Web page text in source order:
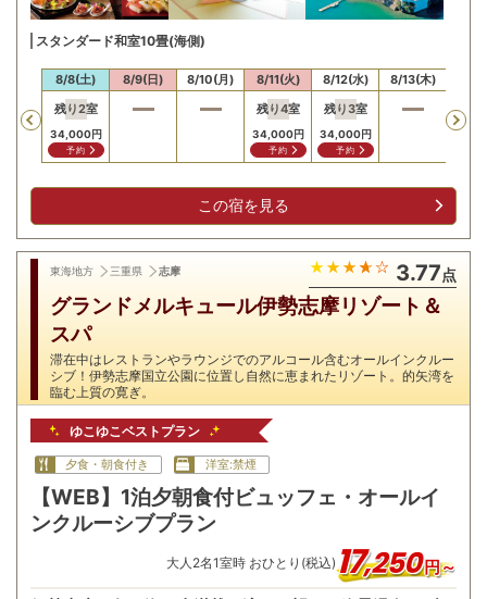
スタンダード和室10畳(海側)
Previous
8/8(土)
残り2室
34,000円
予約
8/9(日) 8/10(月)
8/11(火)
残り4室
34,000円
予約
8/12(水)
残り3室
34,000円
予約
8/13(木)
残り
この宿を見る
東海地方 三重県 志摩 3.77点
グランドメルキュール伊勢志摩リゾート＆
スパ
滞在中はレストランやラウンジでのアルコール含むオールインクルー
シブ！伊勢志摩国立公園に位置し自然に恵まれたリゾート。的矢湾を
臨む上質の寛ぎ。
ゆこゆこベストプラン
夕食・朝食付き 洋室:禁煙
【WEB】1泊夕朝食付ビュッフェ・オールイ
ンクルーシブプラン
大人 2名1室時 おひとり(税込)17,250円～